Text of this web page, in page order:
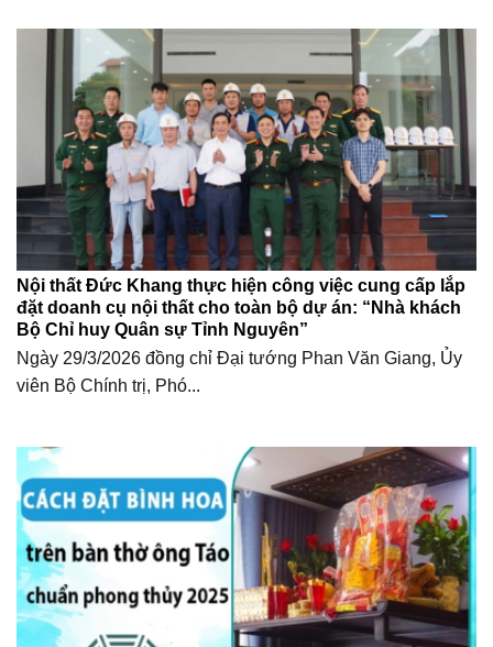
Nội thất Đức Khang thực hiện công việc cung cấp lắp
đặt doanh cụ nội thất cho toàn bộ dự án: “Nhà khách
Bộ Chỉ huy Quân sự Tỉnh Nguyên”
Ngày 29/3/2026 đồng chỉ Đại tướng Phan Văn Giang, Ủy
viên Bộ Chính trị, Phó...